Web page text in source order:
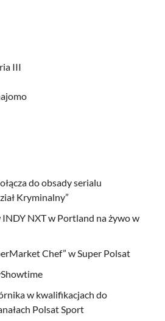
III
do obsady serialu
Kryminalny”
NXT w Portland na żywo w
Chef” w Super Polsat
w kwalifikacjach do
Polsat Sport